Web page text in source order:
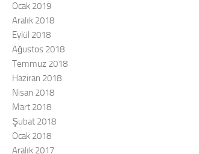
Ocak 2019
Aralık 2018
Eylül 2018
Ağustos 2018
Temmuz 2018
Haziran 2018
Nisan 2018
Mart 2018
Şubat 2018
Ocak 2018
Aralık 2017